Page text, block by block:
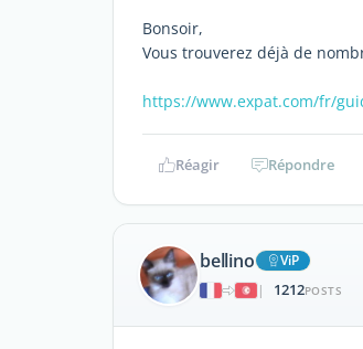
Bonsoir,
Vous trouverez déjà de
https://www.expat.com/fr/
Réagir Répondre
bellino
ViP
|
1212POSTS